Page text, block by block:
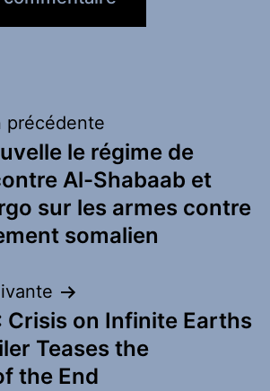
précédente
le régime de
Al-Shabaab et
sur les armes contre
somalien
Crisis on Infinite Earths
Teases the
the End